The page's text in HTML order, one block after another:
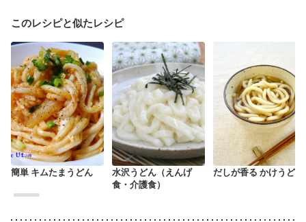
このレシピと似たレシピ
簡単 キムたまうどん
水沢うどん（えんげ
食・介護食）
だしが香る かけうどん